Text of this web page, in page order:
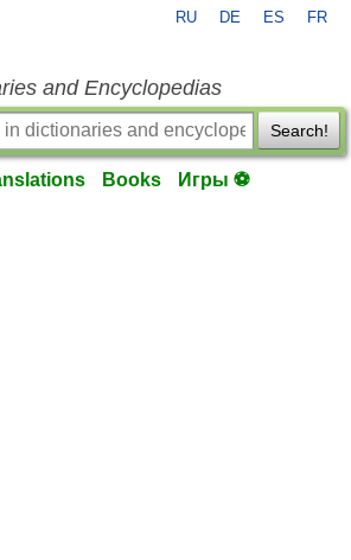
RU DE ES FR
and Encyclopedias
Search!
Books Игры ⚽